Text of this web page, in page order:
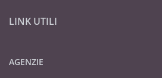
LINK UTILI
AGENZIE